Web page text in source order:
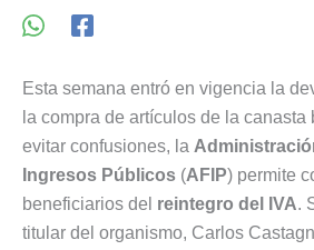
Esta semana entró en vigencia la
la compra de artículos de la
evitar confusiones, la
Ingresos Públicos (AFIP) permite
beneficiarios del reintegro del IVA.
titular del organismo, Carlos